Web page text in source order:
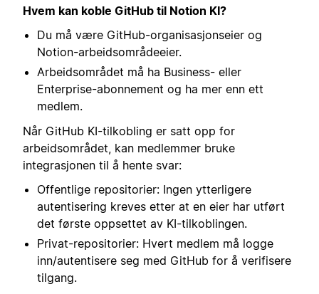
Hvem kan koble GitHub til Notion KI?
Du må være GitHub-organisasjonseier og
Notion-arbeidsområdeeier.
Arbeidsområdet må ha Business- eller
Enterprise-abonnement og ha mer enn ett
medlem.
Når GitHub KI-tilkobling er satt opp for
arbeidsområdet, kan medlemmer bruke
integrasjonen til å hente svar:
Offentlige repositorier: Ingen ytterligere
autentisering kreves etter at en eier har utført
det første oppsettet av KI-tilkoblingen.
Privat-repositorier: Hvert medlem må logge
inn/autentisere seg med GitHub for å verifisere
tilgang.